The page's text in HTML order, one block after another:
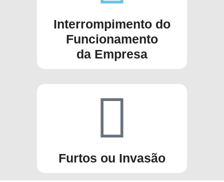
Interrompimento do
Funcionamento
da Empresa
Furtos ou Invasão